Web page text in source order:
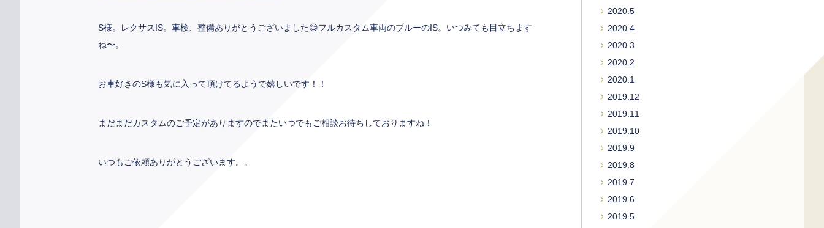
S様。レクサスIS。車検、整備ありがとうございました😄フルカスタム車両のブルーのIS。いつみても目立ちます
ね〜。
お車好きのS様も気に入って頂けてるようで嬉しいです！！
まだまだカスタムのご予定がありますのでまたいつでもご相談お待ちしておりますね！
いつもご依頼ありがとうございます。。
2020.5
2020.4
2020.3
2020.2
2020.1
2019.12
2019.11
2019.10
2019.9
2019.8
2019.7
2019.6
2019.5